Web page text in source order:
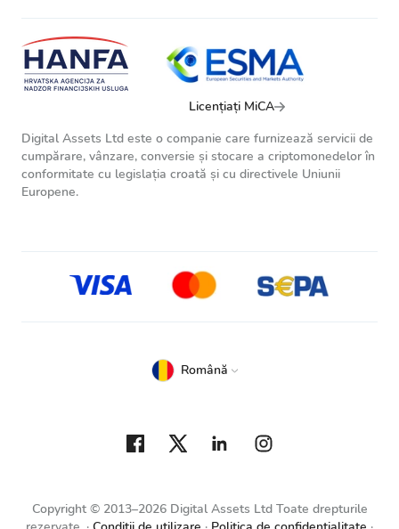
Licențiați MiCA
Digital Assets Ltd este o companie care furnizează servicii de
cumpărare, vânzare, conversie și stocare a criptomonedelor în
conformitate cu legislația croată și cu directivele Uniunii
Europene.
Copyright © 2013–2026 Digital Assets Ltd Toate drepturile
Română